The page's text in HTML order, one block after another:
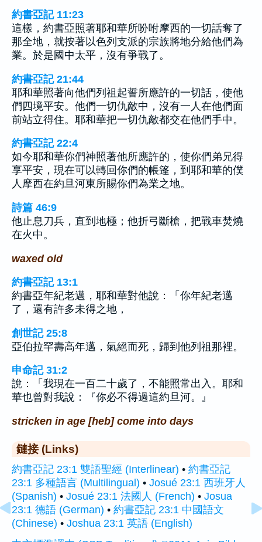
約書亞記 11:23
這樣，約書亞照著耶和華所吩咐摩西的一切話奪了
那全地，就按著以色列支派的宗族將地分給他們為
業。於是國中太平，沒有爭戰了。
約書亞記 21:44
耶和華照著向他們列祖起誓所應許的一切話，使他
們四境平安。他們一切仇敵中，沒有一人在他們面
前站立得住。耶和華把一切仇敵都交在他們手中。
約書亞記 22:4
如今耶和華你們神照著他所應許的，使你們弟兄得
享平安，現在可以轉回你們的帳篷，到耶和華的僕
人摩西在約旦河東所賜你們為業之地。
詩篇 46:9
他止息刀兵，直到地極；他折弓斷槍，把戰車焚燒
在火中。
waxed old
約書亞記 13:1
約書亞年紀老邁，耶和華對他說：「你年紀老邁
了，還有許多未得之地，
創世記 25:8
亞伯拉罕壽高年邁，氣絕而死，歸到他列祖那裡。
申命記 31:2
說：「我現在一百二十歲了，不能照常出入。耶和
華也曾對我說：『你必不得過這約旦河。』
stricken in age [heb] come into days
鏈接 (Links)
約書亞記 23:1 雙語聖經 (Interlinear) • 約書亞記
23:1 多種語言 (Multilingual) • Josué 23:1 西班牙人
(Spanish) • Josué 23:1 法國人 (French) • Josua
23:1 德語 (German) • 約書亞記 23:1 中國語文
(Chinese) • Joshua 23:1 英語 (English)